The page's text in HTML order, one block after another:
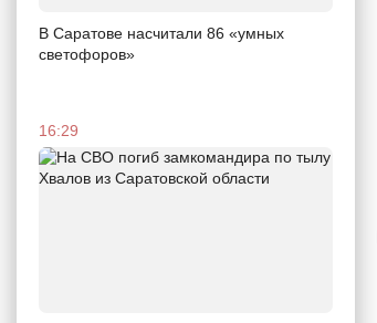
В Саратове насчитали 86 «умных
светофоров»
16:29